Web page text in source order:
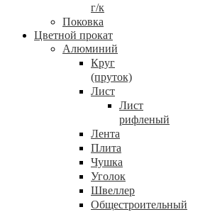
г/к
Поковка
Цветной прокат
Алюминий
Круг
(пруток)
Лист
Лист
рифленый
Лента
Плита
Чушка
Уголок
Швеллер
Общестроительный